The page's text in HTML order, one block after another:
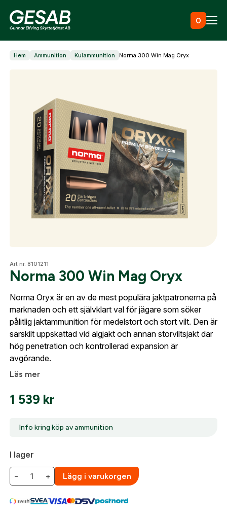
0
Ammunition
Utrustning
Jaktkläder & skor
Måltavlor
Optik
Mer
Mitt konto
Kontakta oss
Hem Ammunition Kulammunition Norma 300 Win Mag Oryx
Art nr. 8101211
Norma 300 Win Mag Oryx
Norma Oryx är en av de mest populära jaktpatronerna på
marknaden och ett självklart val för jägare som söker
pålitlig jaktammunition för medelstort och stort vilt. Den är
särskilt uppskattad vid älgjakt och annan storviltsjakt där
hög penetration och kontrollerad expansion är
avgörande.
Läs mer
1 539 kr
Info kring köp av ammunition
För köp av ammunition krävs att du är minst 18 år
och har en giltig vapenlicens för aktuellt vapen.
Vid köp i vår webbshop behöver du efter beställning
skicka in en kopia på din legitimation samt
I lager
− + Lägg i varukorgen
fakturabetalning och tillgång till orderhistorik.
När du är inloggad hanteras beställningen
automatiskt enligt dina inställningar.
Skapa konto
Fyll i dina företags- eller föreningsuppgifter i
formuläret så återkommer vi till dig när kontot är
skapat. I vår FAQ hittar du svar på de vanligaste
Org. nummer
Leverans & fakturaadress